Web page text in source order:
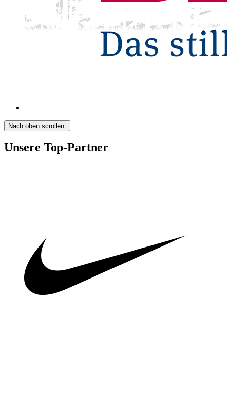
Nach oben scrollen.
Unsere Top-Partner